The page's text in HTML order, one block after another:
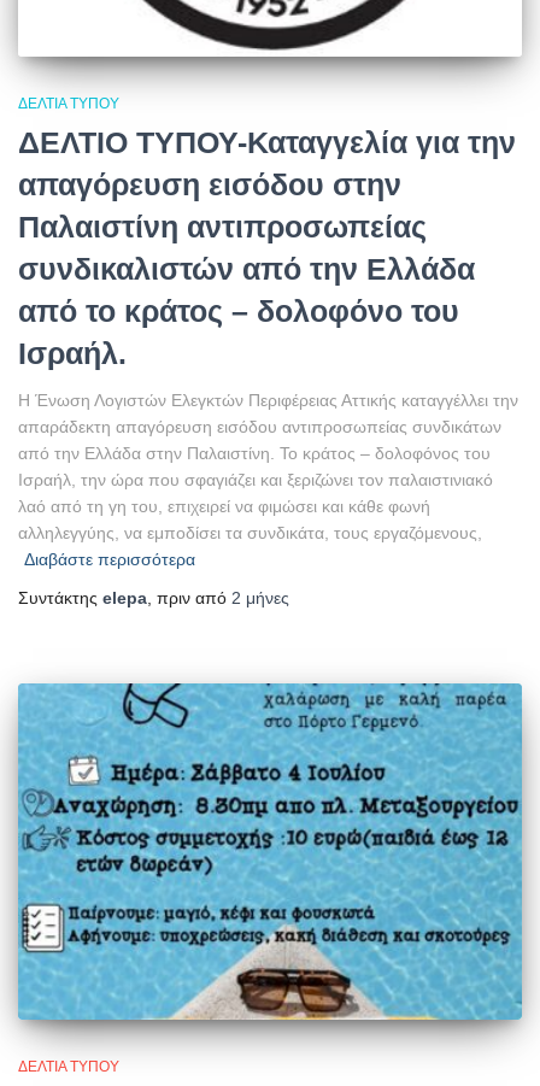
ΔΕΛΤΊΑ ΤΎΠΟΥ
ΔΕΛΤΙΟ ΤΥΠΟΥ-Καταγγελία για την
απαγόρευση εισόδου στην
Παλαιστίνη αντιπροσωπείας
συνδικαλιστών από την Ελλάδα
από το κράτος – δολοφόνο του
Ισραήλ.
Η Ένωση Λογιστών Ελεγκτών Περιφέρειας Αττικής καταγγέλλει την
απαράδεκτη απαγόρευση εισόδου αντιπροσωπείας συνδικάτων
από την Ελλάδα στην Παλαιστίνη. Το κράτος – δολοφόνος του
Ισραήλ, την ώρα που σφαγιάζει και ξεριζώνει τον παλαιστινιακό
λαό από τη γη του, επιχειρεί να φιμώσει και κάθε φωνή
αλληλεγγύης, να εμποδίσει τα συνδικάτα, τους εργαζόμενους,
Διαβάστε περισσότερα
Συντάκτης elepa, πριν από 2 μήνες
ΔΕΛΤΊΑ ΤΎΠΟΥ